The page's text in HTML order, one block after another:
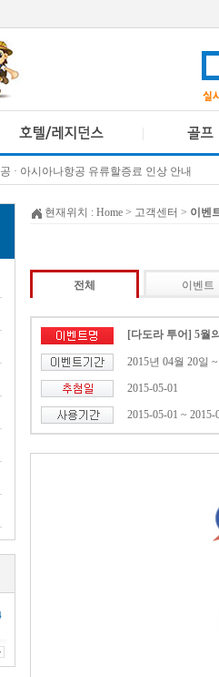
· 아시아나항공 유류할증료 인상 안내
현재위치 : Home > 고객센터 > 이벤
전체 이벤트
[다도라 투어] 5월
2015년 04월 20일
2015-05-01
2015-05-01 ~ 2015-